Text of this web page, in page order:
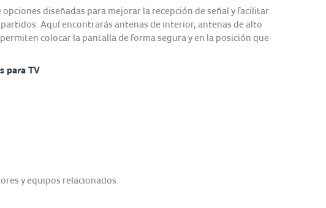
diseñadas para mejorar la recepción de señal y facilitar
Aquí encontrarás antenas de interior, antenas de alto
colocar la pantalla de forma segura y en la posición que
para TV
y equipos relacionados.